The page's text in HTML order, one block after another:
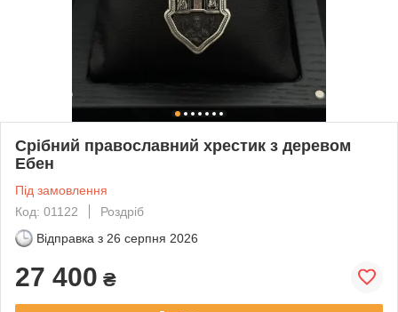
Срібний православний хрестик з деревом
Ебен
Під замовлення
Код: 01122
Роздріб
Відправка з 26 серпня 2026
27 400 ₴